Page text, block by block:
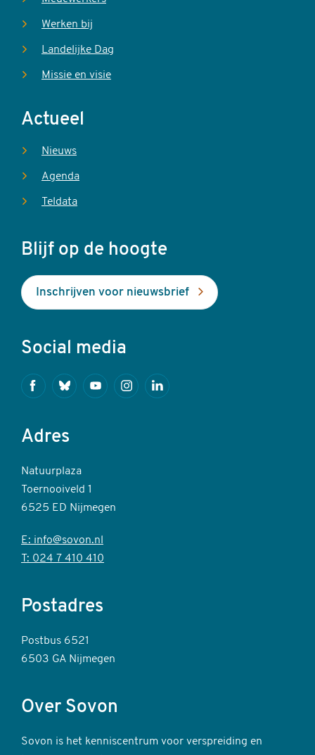
Werken bij
Landelijke Dag
Missie en visie
Actueel
Nieuws
Agenda
Teldata
Blijf op de hoogte
Inschrijven voor nieuwsbrief
Social media
FacebookBlueskyYoutubeInstagramLinkedin
Adres
Natuurplaza
Toernooiveld 1
6525 ED Nijmegen
E: info@sovon.nl
T: 024 7 410 410
Postadres
Postbus 6521
6503 GA Nijmegen
Over Sovon
Sovon is het kenniscentrum voor verspreiding en